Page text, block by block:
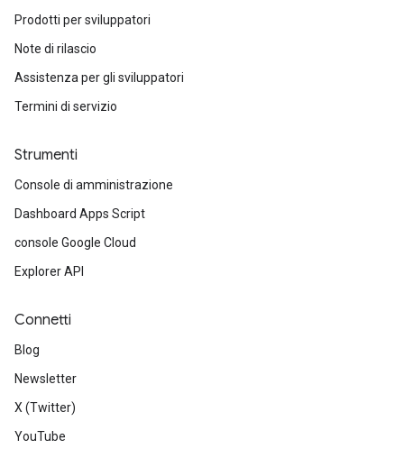
Prodotti per sviluppatori
Note di rilascio
Assistenza per gli sviluppatori
Termini di servizio
Strumenti
Console di amministrazione
Dashboard Apps Script
console Google Cloud
Explorer API
Connetti
Blog
Newsletter
X (Twitter)
YouTube